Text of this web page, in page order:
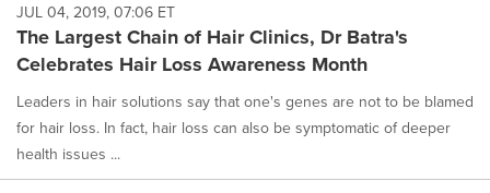
JUL 04, 2019, 07:06 ET
The Largest Chain of Hair Clinics, Dr Batra's
Celebrates Hair Loss Awareness Month
Leaders in hair solutions say that one's genes are not to be blamed
for hair loss. In fact, hair loss can also be symptomatic of deeper
health issues ...